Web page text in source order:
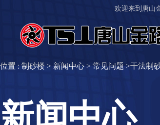
欢迎来到唐山
位置 : 制砂楼 > 新闻中心> 常见问题>干法制
新闻中心